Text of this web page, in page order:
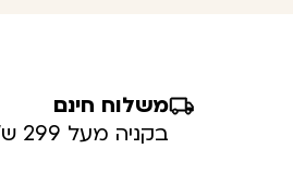
משלוח חינם
בקניה מעל 299 ש”ח